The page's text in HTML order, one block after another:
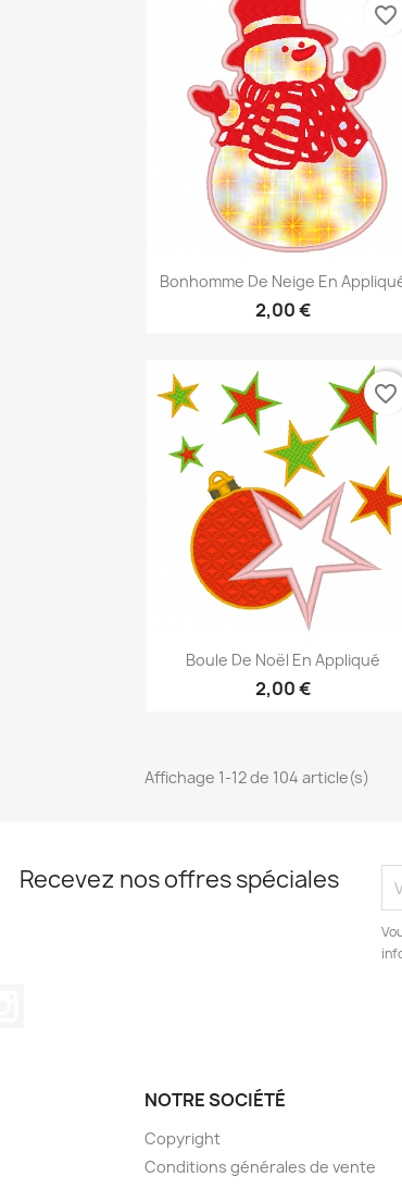
Aperçu rapide
Bonhomme De Neige En
2,00 €
favorite_border
Aperçu rapide
Boule De Noël En Appliqué
2,00 €
favorite_border
Affichage 1-12 de 104 article(s)
Recevez nos offres spéciales
NOTRE SOCIÉTÉ
Copyright
Conditions générales de vente